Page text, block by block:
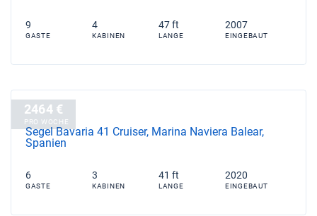
9
GASTE
4
KABINEN
47 ft
LANGE
2007
EINGEBAUT
2464 €
PRO WOCHE
Segel Bavaria 41 Cruiser, Marina Naviera Balear,
Spanien
6
GASTE
3
KABINEN
41 ft
LANGE
2020
EINGEBAUT